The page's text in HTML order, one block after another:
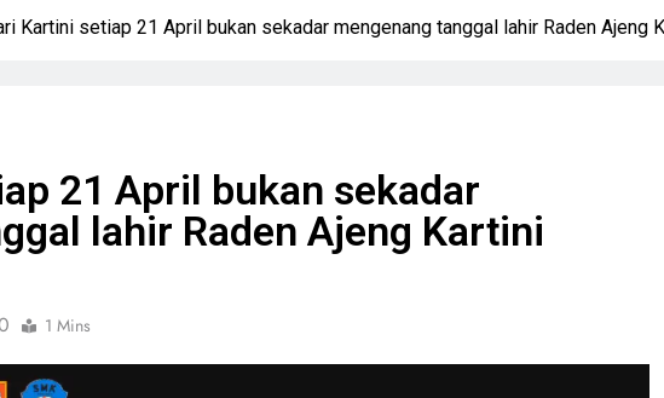
Kartini setiap 21 April bukan sekadar mengenang tanggal lahir Raden Ajeng
21 April bukan sekadar
lahir Raden Ajeng Kartini
1 Mins